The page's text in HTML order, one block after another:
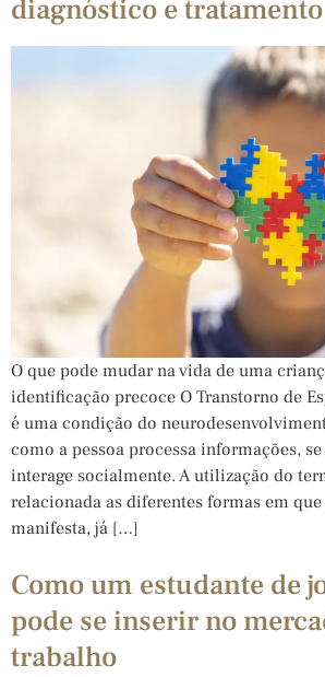
diagnóstico e tratamento
O que pode mudar na vida de uma
identificação precoce O Transtorno de
é uma condição do
como a pessoa processa informações,
interage socialmente. A utilização do
relacionada as diferentes formas em
manifesta, já […]
Como um estudante de
pode se inserir no
trabalho